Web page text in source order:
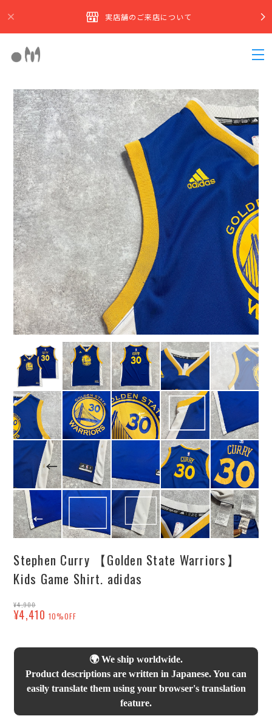
実店舗のご来店について
Stephen Curry 【Golden State Warriors】
Kids Game Shirt. adidas
¥4,900
¥4,410 10%OFF
🌍 We ship worldwide.
Product descriptions are written in Japanese. You can
easily translate them using your browser's translation
feature.